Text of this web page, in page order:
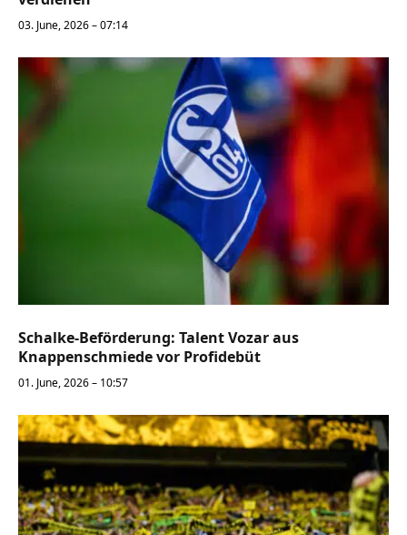
03. June, 2026 – 07:14
Schalke-Beförderung: Talent Vozar aus
Knappenschmiede vor Profidebüt
01. June, 2026 – 10:57